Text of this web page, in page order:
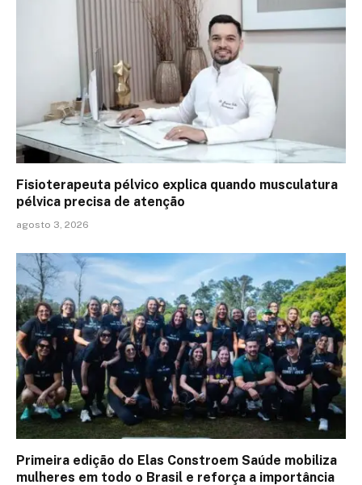
Fisioterapeuta pélvico explica quando musculatura
pélvica precisa de atenção
agosto 3, 2026
Primeira edição do Elas Constroem Saúde mobiliza
mulheres em todo o Brasil e reforça a importância